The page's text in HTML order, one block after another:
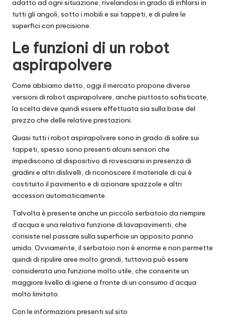
adatto ad ogni situazione, rivelandosi in grado di infilarsi in
tutti gli angoli, sotto i mobili e sui tappeti, e di pulire le
superfici con precisione.
Le funzioni di un robot
aspirapolvere
Come abbiamo detto, oggi il mercato propone diverse
versioni di robot aspirapolvere, anche piuttosto sofisticate,
la scelta deve quindi essere effettuata sia sulla base del
prezzo che delle relative prestazioni.
Quasi tutti i robot aspirapolvere sono in grado di salire sui
tappeti, spesso sono presenti alcuni sensori che
impediscono al dispositivo di rovesciarsi in presenza di
gradini e altri dislivelli, di riconoscere il materiale di cui è
costituito il pavimento e di azionare spazzole e altri
accessori automaticamente.
Talvolta è presente anche un piccolo serbatoio da riempire
d’acqua e una relativa funzione di lavapavimenti, che
consiste nel passare sulla superficie un apposito panno
umido. Ovviamente, il serbatoio non è enorme e non permette
quindi di ripulire aree molto grandi, tuttavia può essere
considerata una funzione molto utile, che consente un
maggiore livello di igiene a fronte di un consumo d’acqua
molto limitato.
Con le informazioni presenti sul sito